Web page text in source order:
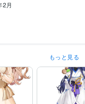
2月
OBS:6年Vtube Studio:9年
もっと見る